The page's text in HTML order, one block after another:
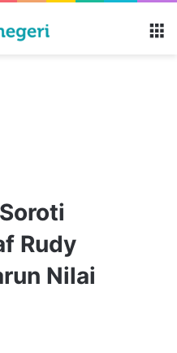
Rudy
Nilai